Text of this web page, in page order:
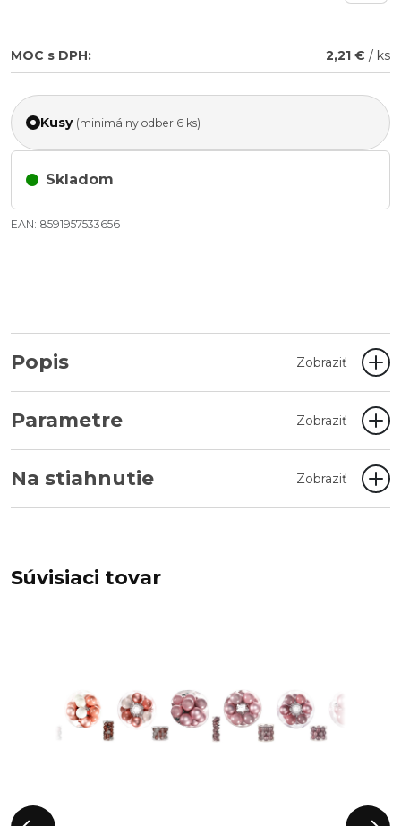
MOC s DPH: 2,21 € / ks
Kusy (minimálny odber 6 ks)
Skladom
EAN: 8591957533656
Popis Zobraziť
Parametre Zobraziť
Na stiahnutie Zobraziť
Súvisiaci tovar